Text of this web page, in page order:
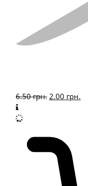
6.50грн. 2.00 грн.